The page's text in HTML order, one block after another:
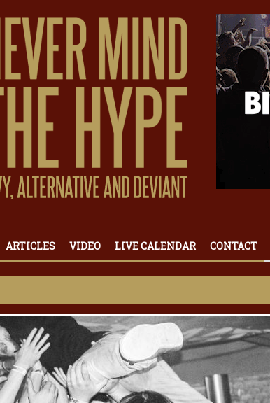
ARTICLES VIDEO LIVE CALENDAR CONTACT